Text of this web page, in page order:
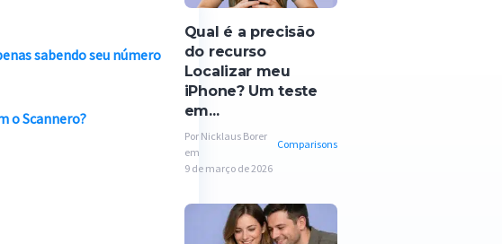
sabendo seu número
o Scannero?
Qual é a precisão
do recurso
Localizar meu
iPhone? Um teste
em...
Por Nicklaus Borer
em
Comparisons
9 de março de 2026